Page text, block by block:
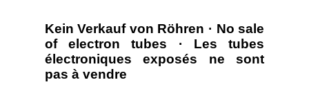
Kein Verkauf von Röhren · No sale
of electron tubes · Les tubes
électroniques exposés ne sont
pas à vendre